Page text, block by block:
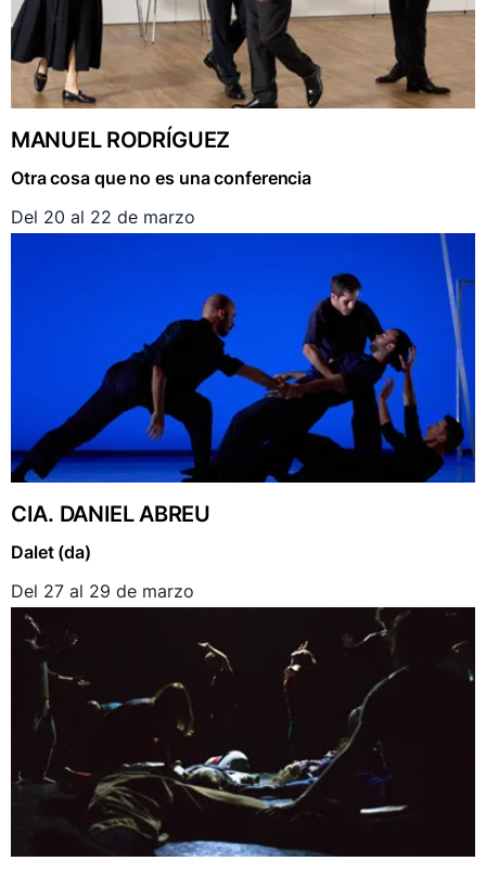
MANUEL RODRÍGUEZ
Otra cosa que no es una conferencia
Del 20 al 22 de marzo
CIA. DANIEL ABREU
Dalet (da)
Del 27 al 29 de marzo